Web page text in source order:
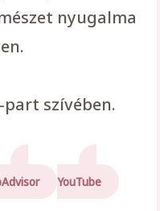
nyugalma
part szívében.
YouTube